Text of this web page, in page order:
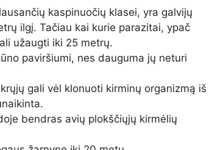
kaspinuočių klasei, yra galvijų
ilgį. Tačiau kai kurie parazitai, ypač
užaugti iki 25 metrų.
paviršiumi, nes dauguma jų neturi
gali vėl klonuoti kirminų organizmą iš
bendras avių plokščiųjų kirmėlių